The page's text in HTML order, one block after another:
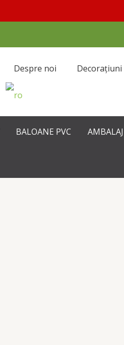
Despre noi Decorațiuni
BALOANE PVC AMBALAJ